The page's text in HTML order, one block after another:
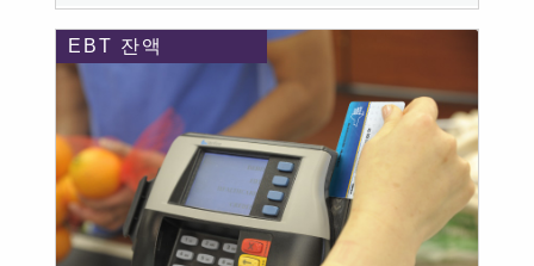
EBT 잔액